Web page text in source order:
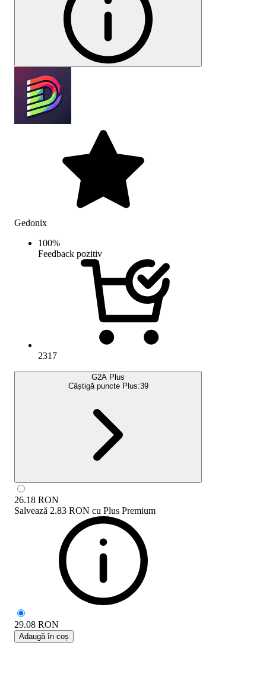
Gedonix
100%
Feedback pozitiv
2317
G2A Plus
Câștigă puncte Plus:39
26.18 RON
Salvează 2.83 RON cu Plus Premium
29.08 RON
Adaugă în coș